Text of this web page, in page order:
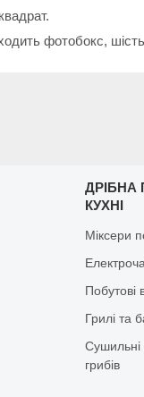
фотобокс,
ДРІБНА
КУХНІ
Міксери
Побутові
Грилі та
Сушильні
грибів